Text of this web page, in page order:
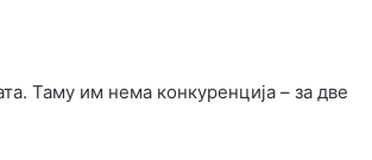
Таму им нема конкуренција – за две